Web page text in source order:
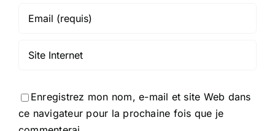
Enregistrez mon nom, e-mail et site Web dans
ce navigateur pour la prochaine fois que je